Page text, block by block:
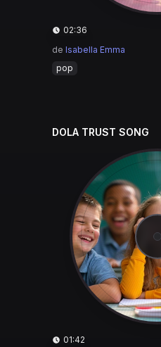
02:36
de Isabella Emma
pop
DOLA TRUST SONG
01:42